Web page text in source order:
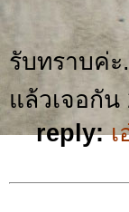
รับทราบค่
แล้วเจอกัน
reply:เ